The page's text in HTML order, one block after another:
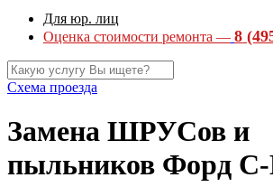
Для юр. лиц
Оценка стоимости ремонта — 8
Схема проезда
Замена ШРУСов и
пыльников Форд